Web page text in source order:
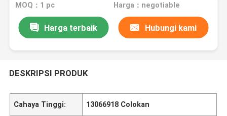
MOQ：1 pc Harga：negotiable
Harga terbaik Hubungi kami
DESKRIPSI PRODUK
Cahaya Tinggi: 13066918 Colokan